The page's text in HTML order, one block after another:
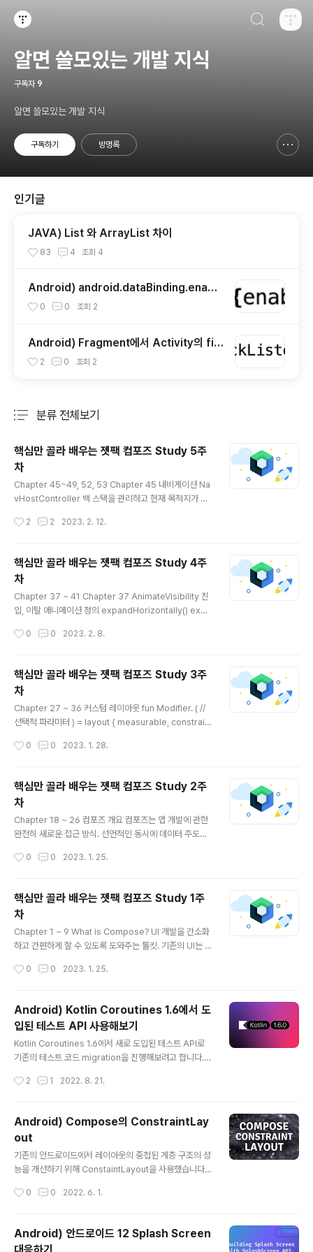
알면 쓸모있는 개발 지식
구독자 9
알면 쓸모있는 개발 지식
구독하기 방명록
인기글
JAVA) List 와 ArrayList 차이
83 4 조회 4
Android) android.dataBinding.enabl
ed' is obsolete and has been replac
0 0 조회 2
Android) Fragment에서 Activity의 fini
sh() 메소드 구현하기
2 0 조회 2
분류 전체보기
핵심만 골라 배우는 젯팩 컴포즈 Study 5주
차
Chapter 45~49, 52, 53 Chapter 45 내비게이션 Na
vHostController 백 스택을 관리하고 현재 목적지가 어
= rememberNavController() NavHost는 액티비티
할 목적지의 플레이스 홀더 역할. NavHostController
인스턴스를 전달해야 함. 목적지는 route 형태로 선언됨.
목적지 경로에 인수 전달 가능. NavHost(navControlle
r = navController, graph = ) { // 내비게이션 그래프
목적지 composable(route + "/{name}") { backSta
2 2 2023. 2. 12.
핵심만 골라 배우는 젯팩 컴포즈 Study 4주
차
Chapter 37 ~ 41 Chapter 37 AnimateVisibility 진
입, 이탈 애니메이션 정의 expandHorizontally() expa
eIn() scaleOut() shrinkHorizontally() … 애니메이션
e, enter = fadeIn() // + expandHorizontally(), exit
= slideOutVertically() ) { ... } AnimationSpec : 애니
메이션 유지 시간, 시작 지연, 스프링, 튕김 효과, 반복, 에니
메이션 이징(애니메이션 속도 증가 또는 감소) 등 애니메
이..
0 0 2023. 2. 8.
핵심만 골라 배우는 젯팩 컴포즈 Study 3주
차
Chapter 27 ~ 36 커스텀 레이아웃 fun Modifier. ( //
선택적 파라미터 ) = layout { measurable, constraint
olumn 같은 내장 레이아웃 컴포넌트 만으로 대응하기 어
디파이어는 위의 표준 구문을 이용해 만들 수 있음. 싱글 패
스 측정 : 커스텀 레이아웃을 개발 할 때는 모디파이어가 호
출될 때마다 자식을 측정하는 규칙이 적용. 사용자 인터페
이스 트리 계층을 신속하고 효율적으로 렌더링하기 위해
중요. 변경된 요소만 측정. 컴포즈가 빠른 이유 중 하나. lay
정 할 수 있음. m..
0 0 2023. 1. 28.
핵심만 골라 배우는 젯팩 컴포즈 Study 2주
차
Chapter 18 ~ 26 컴포즈 개요 컴포즈는 앱 개발에 관한
완전히 새로운 접근 방식. 선언적인 동시에 데이터 주도적.
방법에 관한 모든 복잡한 세부 사항은 컴포즈가 자동으로
서브 뷰를 조합함으로써 복잡한 뷰를 쉽게 만들 수 있음. 명
령형 프로그래밍 패러다임 기존의 명령형 패러다임은 트리
형태로 뷰를 구성. 레이아웃 위에 텍스트 뷰, 버튼 등을 쌓
아 뷰를 그림. UI를 업데이트 하기 위해 일반적으로 findVi
ewById() 같은 함수로 트리를 탐색해 내부 상태를 변경
부에 각각 상태를 가짐. 상태에 접근할 수 있는 게..
0 0 2023. 1. 25.
핵심만 골라 배우는 젯팩 컴포즈 Study 1주
차
Chapter 1 ~ 9 What is Compose? UI 개발을 간소화
하고 간편하게 할 수 있도록 도와주는 툴킷. 기존의 UI는 명
게 보일지에 대한 구현에서 무엇을 보여주면 되는지에 대
가 알아서 해당 함수들을 재호출하여 View를 업데이트. 적
은 코드, 유지보수, 재사용 및 확장성 용이. class MainAc
tivity : ComponentActivity() { override fun onCre
ate(savedInstanceState: Bundle?) { super.onCre
0 0 2023. 1. 25.
Android) Kotlin Coroutines 1.6에서 도
입된 테스트 API 사용해보기
Kotlin Coroutines 1.6에서 새로 도입된 테스트 API로
기존의 테스트 코드 migration을 진행해보려고 합니다. B
"org.jetbrains.kotlinx:kotlinx-coroutines-test:$c
호출해야 합니다. Coroutines 1.6 이전 버전에서는 runB
lockingTest 테스트용 코루틴 빌더를 통해 코루틴이 포
함된 테스트를 래핑 하여 사용할 수 있습니다. Coroutine
s 1.6 버전에서 deprecated 되었고 2022년 내에 완전
2 1 2022. 8. 21.
Android) Compose의 ConstraintLay
out
기존의 안드로이드에서 레이아웃의 중첩된 계층 구조의 성
능을 개선하기 위해 ConstaintLayout을 사용했습니다.
nstraintLayout의 성능상 이점이 필요 없습니다. 다만, 개
로 Compose의 버전과 Compose-ConstrainLayou
0 0 2022. 6. 1.
Android) 안드로이드 12 Splash Screen